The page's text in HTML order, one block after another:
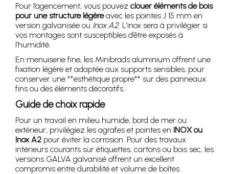
Pour l’agencement, vous pouvez clouer éléments de bois
pour une structure légèreavec les pointes J 15 mm en
version galvanisée ou Inox A2. L’inox sera à privilégier si
vos montages sont susceptibles d’être exposés à
l’humidité.
En menuiserie fine, les Minibrads aluminium offrent une
fixation légère et adaptée aux supports sensibles, pour
conserver une **esthétique propre** sur des panneaux
fins ou des éléments décoratifs.
Guide de choix rapide
Pour un travail en milieu humide, bord de mer ou
extérieur, privilégiez les agrafes et pointes en INOX ou
Inox A2 pour éviter la corrosion. Pour des travaux
intérieurs courants sur étiquettes, cartons ou bois sec, les
versions GALVA galvanisé offrent un excellent
compromis entre durabilité et volume de boîtes.